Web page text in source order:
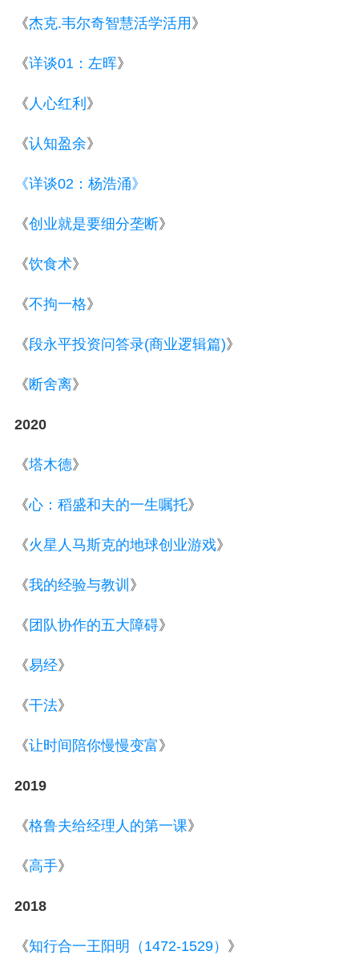
《杰克.韦尔奇智慧活学活用 》
《详谈01：左晖》
《 人心红利 》
《认知盈余》
《详谈02：杨浩涌》
《创业就是要细分垄断》
《饮食术》
《不拘一格》
《段永平投资问答录(商业逻辑篇)》
《断舍离》
2020
《塔木德》
《心：稻盛和夫的一生嘱托》
《火星人马斯克的地球创业游戏》
《我的经验与教训 》
《 团队协作的五大障碍》
《易经》
《干法》
《让时间陪你慢慢变富 》
2019
《格鲁夫给经理人的第一课》
《高手》
2018
《知行合一王阳明（1472-1529） 》